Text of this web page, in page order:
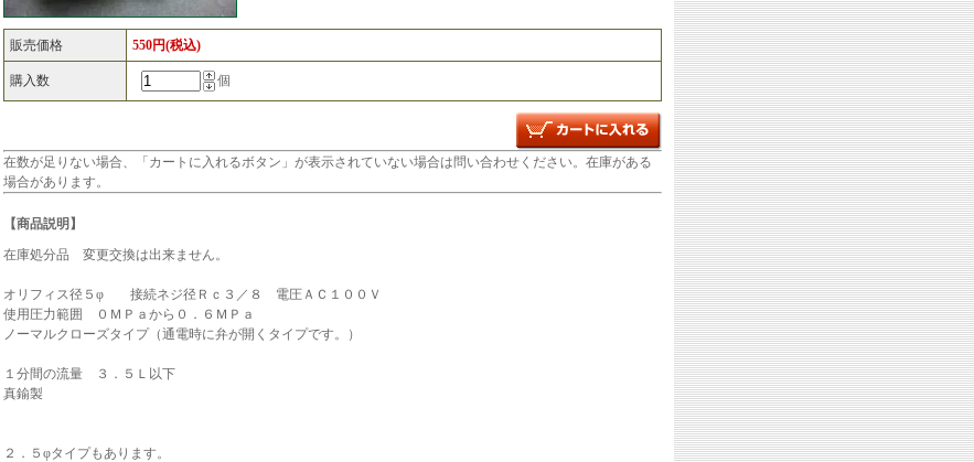
販売価格 550円(税込)
購入数 個
在数が足りない場合、「カートに入れるボタン」が表示されていない場合は問い合わせください。在庫がある
場合があります。
【商品説明】
在庫処分品 変更交換は出来ません。
オリフィス径５φ 接続ネジ径Ｒｃ３／８ 電圧ＡＣ１００Ｖ
使用圧力範囲 ０ＭＰａから０．６ＭＰａ
ノーマルクローズタイプ（通電時に弁が開くタイプです。）
１分間の流量 ３．５Ｌ以下
真鍮製
２．５φタイプもあります。